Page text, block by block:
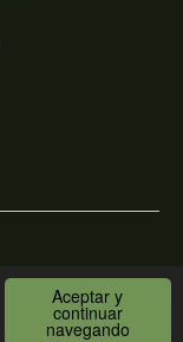
Aceptar y
continuar
navegando